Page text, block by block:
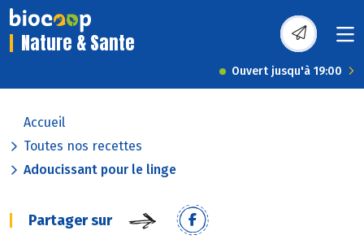
Nature & Sante
Ouvert jusqu'à 19:00
Accueil
Toutes nos recettes
Adoucissant pour le linge
Partager sur